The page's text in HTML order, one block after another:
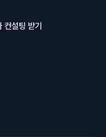
컨설팅 받기